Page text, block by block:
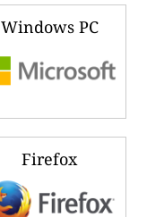
Windows PC
Firefox